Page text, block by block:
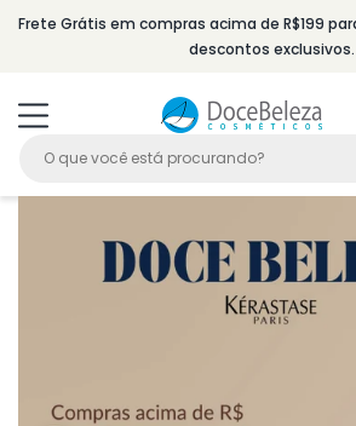
Para O Conteúdo
Frete Grátis em compras acima de R$199
descontos exclusivos.